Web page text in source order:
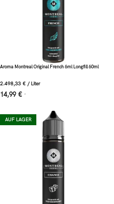
Aroma Montreal Original French 6ml Longfill 60ml
2.498,33 € / Liter
14,99 € *
AUF LAGER